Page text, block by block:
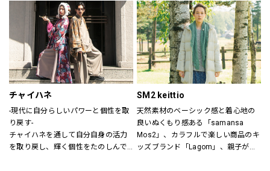
THE SHOP TKは、心地よい毎日をデ
ザインします。
チャイハネ
-現代に自分らしいパワーと個性を取
り戻す-
チャイハネを通して自分自身の活力
を取り戻し、輝く個性をたのしんで
SM2 keittio
天然素材のベーシック感と着心地の
良いぬくもり感ある「samansa
Mos2」、カラフルで楽しい商品のキ
ッズブランド「Lagom」、親子が楽